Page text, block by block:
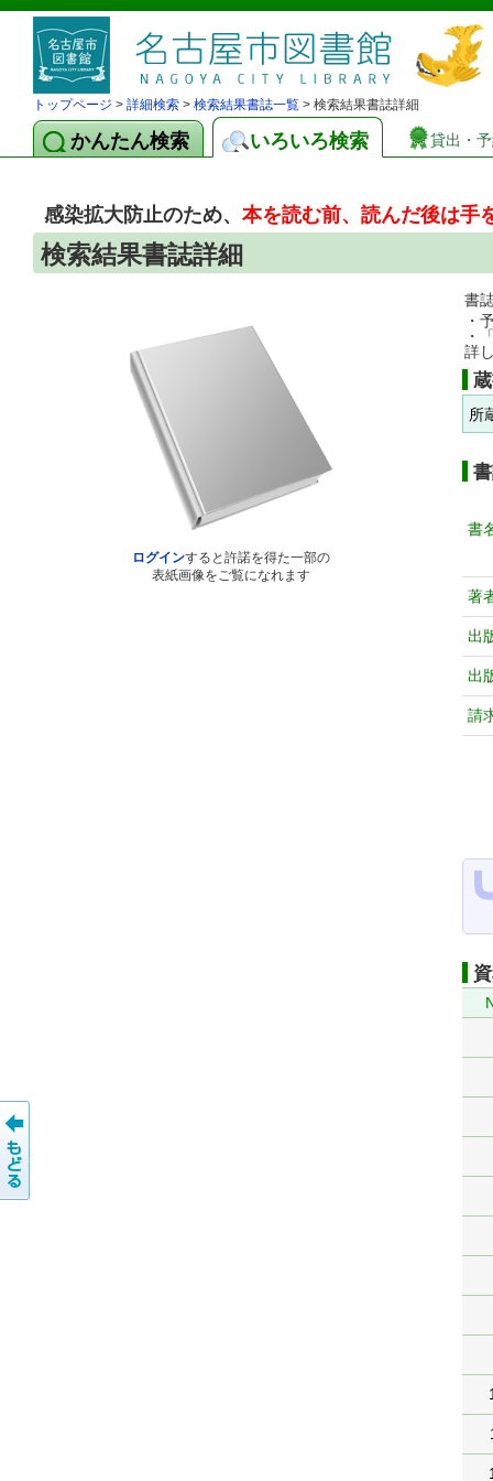
トップページ > 詳細検索 > 検索結果書誌一覧 > 検索結果書誌詳細
かんたん検索 いろいろ検索 貸出・
感染拡大防止のため、 本を読む前、読んだ後は手
検索結果書誌詳細
ログインすると許諾を得た一部の
表紙画像をご覧になれます
書
・
・
詳
所
書
著
出
出
請